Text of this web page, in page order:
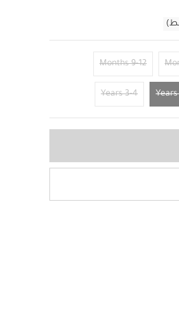
9-12 Months
3-4 Years